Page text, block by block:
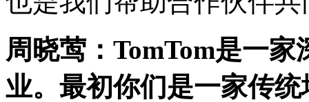
周晓莺： TomTom是一家
业。最初你们是一家传